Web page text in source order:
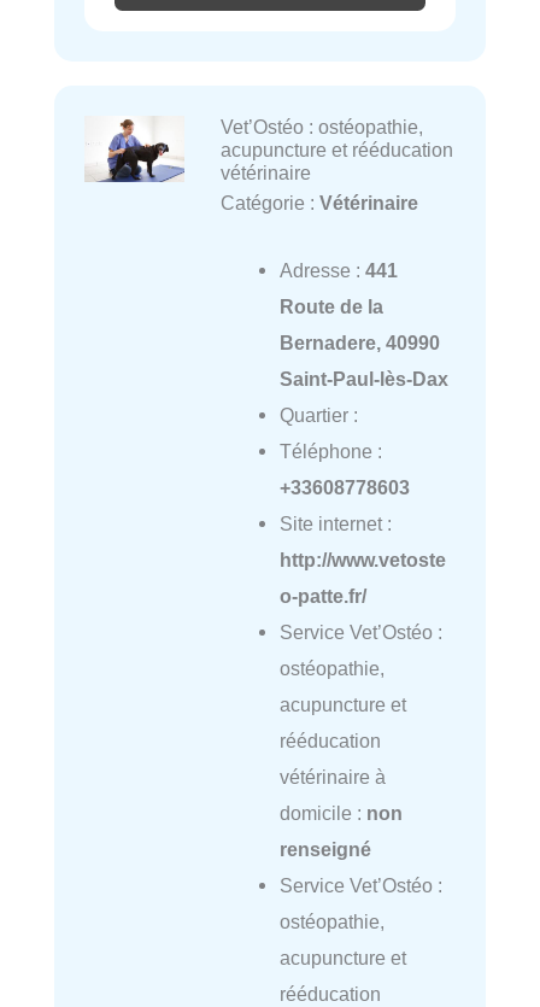
Vet’Ostéo : ostéopathie,
acupuncture et rééducation
vétérinaire
Catégorie : Vétérinaire
Adresse : 441
Route de la
Bernadere, 40990
Saint-Paul-lès-Dax
Quartier :
Téléphone :
+33608778603
Site internet :
http://www.vetoste
o-patte.fr/
Service Vet’Ostéo :
ostéopathie,
acupuncture et
rééducation
vétérinaire à
domicile : non
renseigné
Service Vet’Ostéo :
ostéopathie,
acupuncture et
rééducation